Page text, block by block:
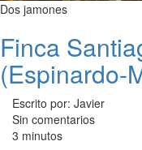
Dos jamones
Finca
(Espinardo-
Escrito por: Javier
Sin comentarios
3 minutos